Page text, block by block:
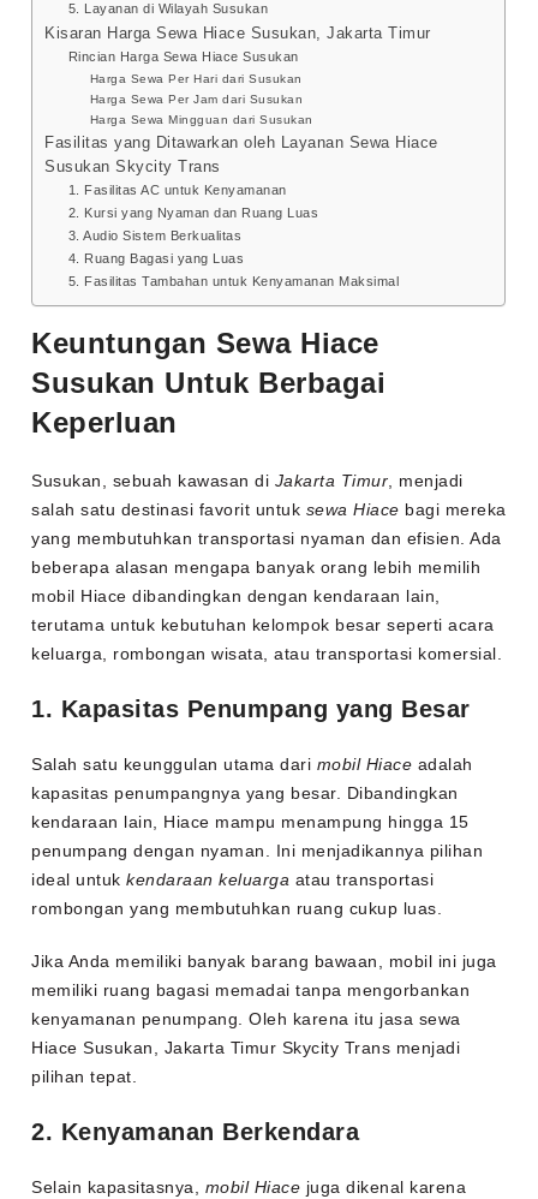
5. Layanan di Wilayah Susukan
Kisaran Harga Sewa Hiace Susukan, Jakarta Timur
Rincian Harga Sewa Hiace Susukan
Harga Sewa Per Hari dari Susukan
Harga Sewa Per Jam dari Susukan
Harga Sewa Mingguan dari Susukan
Fasilitas yang Ditawarkan oleh Layanan Sewa Hiace
Susukan Skycity Trans
1. Fasilitas AC untuk Kenyamanan
2. Kursi yang Nyaman dan Ruang Luas
3. Audio Sistem Berkualitas
4. Ruang Bagasi yang Luas
5. Fasilitas Tambahan untuk Kenyamanan Maksimal
Keuntungan Sewa Hiace
Susukan Untuk Berbagai
Keperluan
Susukan, sebuah kawasan di Jakarta Timur, menjadi
salah satu destinasi favorit untuk sewa Hiace bagi mereka
yang membutuhkan transportasi nyaman dan efisien. Ada
beberapa alasan mengapa banyak orang lebih memilih
mobil Hiace dibandingkan dengan kendaraan lain,
terutama untuk kebutuhan kelompok besar seperti acara
keluarga, rombongan wisata, atau transportasi komersial.
1. Kapasitas Penumpang yang Besar
Salah satu keunggulan utama dari mobil Hiace adalah
kapasitas penumpangnya yang besar. Dibandingkan
kendaraan lain, Hiace mampu menampung hingga 15
penumpang dengan nyaman. Ini menjadikannya pilihan
ideal untukkendaraan keluarga atau transportasi
rombongan yang membutuhkan ruang cukup luas.
Jika Anda memiliki banyak barang bawaan, mobil ini juga
memiliki ruang bagasi memadai tanpa mengorbankan
kenyamanan penumpang. Oleh karena itu jasa sewa
Hiace Susukan, Jakarta Timur Skycity Trans menjadi
pilihan tepat.
2. Kenyamanan Berkendara
Selain kapasitasnya, mobil Hiace juga dikenal karena